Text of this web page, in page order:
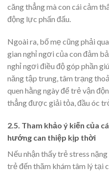
căng thẳng mà con cái cảm
động lực phấn đấu.
Ngoài ra, bố mẹ cũng phải
gian nghỉ ngơi của con đảm
nghỉ ngơi điều độ góp phần
năng tập trung, tâm trạng
quen hằng ngày để trẻ vận
thẳng được giải tỏa, đầu óc
2.5. Tham khảo ý kiến của
hướng can thiệp kịp thời
Nếu nhận thấy trẻ stress
trẻ đến thăm khám tâm lý tại